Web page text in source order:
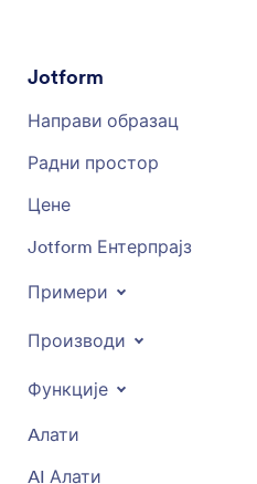
Jotform
Направи образац
Радни простор
Цене
Jotform Ентерпрајз
Примери
Производи
Функције
Aлати
AI Алати